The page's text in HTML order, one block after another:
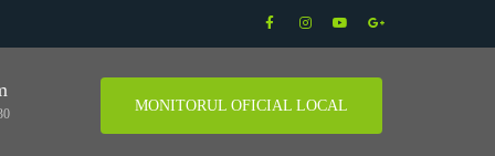
MONITORUL OFICIAL LOCAL